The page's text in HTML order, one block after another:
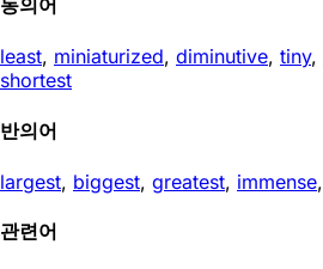
동의어
least, miniaturized, diminutive, tiny,
shortest
반의어
largest, biggest, greatest, immense,
관련어